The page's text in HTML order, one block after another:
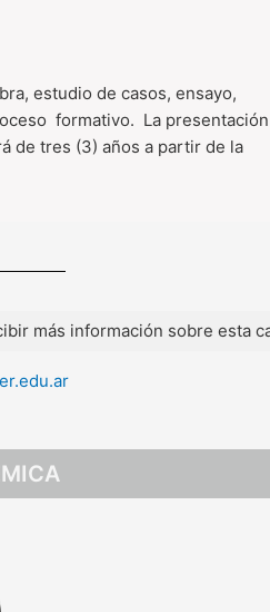
estudio de casos, ensayo,
formativo. La presentación
de tres (3) años a partir de la
más información sobre esta